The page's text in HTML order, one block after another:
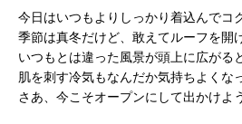
今日はいつもよりしっかり着込んでコ
季節は真冬だけど、敢えてルーフを開
いつもとは違った風景が頭上に広がると
肌を刺す冷気もなんだか気持ちよくな
さあ、今こそオープンにして出かけよ